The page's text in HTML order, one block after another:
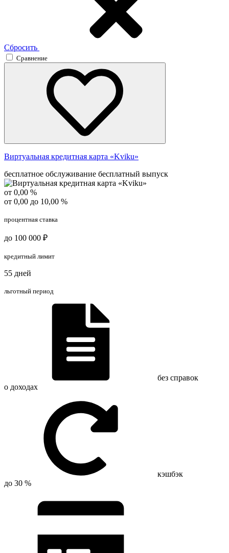
Сбросить
Сравнение
Виртуальная кредитная карта «Kviku»
бесплатное обслуживание бесплатный выпуск
от 0,00 %
от 0,00 до 10,00 %
процентная ставка
до 100 000 ₽
кредитный лимит
55 дней
льготный период
без справок
о доходах
кэшбэк
до 30 %